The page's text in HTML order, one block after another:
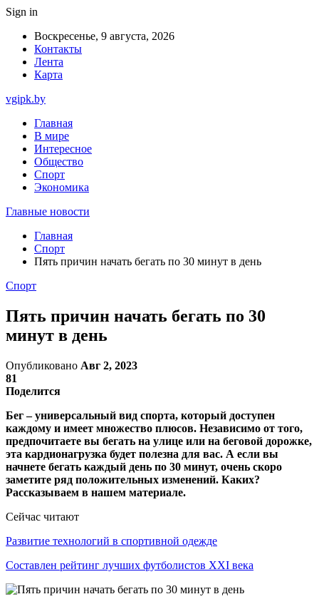
Sign in
Воскресенье, 9 августа, 2026
Контакты
Лента
Карта
vgipk.by
Главная
В мире
Интересное
Общество
Спорт
Экономика
Главные новости
Главная
Спорт
Пять причин начать бегать по 30 минут в день
Спорт
Пять причин начать бегать по 30
минут в день
Опубликовано Авг 2, 2023
81
Поделится
Бег – универсальный вид спорта, который доступен
каждому и имеет множество плюсов. Независимо от того,
предпочитаете вы бегать на улице или на беговой дорожке,
эта кардионагрузка будет полезна для вас. А если вы
начнете бегать каждый день по 30 минут, очень скоро
заметите ряд положительных изменений. Каких?
Рассказываем в нашем материале.
Сейчас читают
Развитие технологий в спортивной одежде
Составлен рейтинг лучших футболистов XXI века